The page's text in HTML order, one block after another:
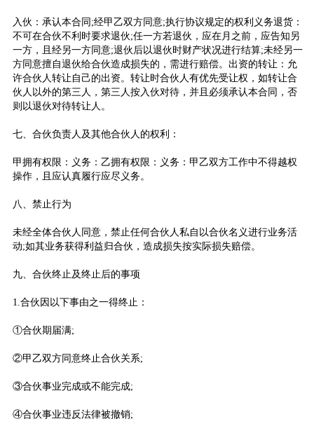
入伙：承认本合同;经甲乙双方同意;执行协议规定的权利义务退货：
不可在合伙不利时要求退伙;任一方若退伙，应在月之前，应告知另
一方，且经另一方同意;退伙后以退伙时财产状况进行结算;未经另一
方同意擅自退伙给合伙造成损失的，需进行赔偿。出资的转让：允
许合伙人转让自己的出资。转让时合伙人有优先受让权，如转让合
伙人以外的第三人，第三人按入伙对待，并且必须承认本合同，否
则以退伙对待转让人。
七、合伙负责人及其他合伙人的权利：
甲拥有权限：义务：乙拥有权限：义务：甲乙双方工作中不得越权
操作，且应认真履行应尽义务。
八、禁止行为
未经全体合伙人同意，禁止任何合伙人私自以合伙名义进行业务活
动;如其业务获得利益归合伙，造成损失按实际损失赔偿。
九、合伙终止及终止后的事项
1.合伙因以下事由之一得终止：
①合伙期届满;
②甲乙双方同意终止合伙关系;
③合伙事业完成或不能完成;
④合伙事业违反法律被撤销;